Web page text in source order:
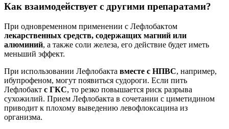
Как взаимодействует с другими препаратами?
При одновременном применении с Лефлобактом
лекарственных средств, содержащих магний или
алюминий, а также соли железа, его действие будет иметь
меньший эффект.
При использовании Лефлобакта вместе с НПВС, например,
ибупрофеном, могут появиться судороги. Если пить
Лефлобакт с ГКС, то резко повышается риск разрыва
сухожилий. Прием Лефлобакта в сочетании с циметидином
приводит к плохому выведению левофлоксацина из
организма.